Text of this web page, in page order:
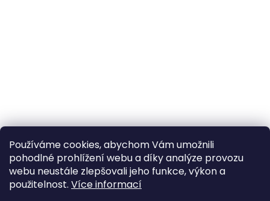
Používáme cookies, abychom Vám umožnili
pohodlné prohlížení webu a díky analýze provozu
webu neustále zlepšovali jeho funkce, výkon a
použitelnost. Více informací